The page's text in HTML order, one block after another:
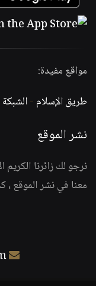
مواقع مفيدة:
طريق الإسلام -
نشر الموقع
نرجو لك زائرنا
معنا في نشر الموقع ،